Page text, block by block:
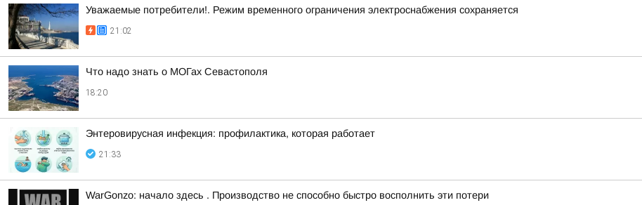
Уважаемые потребители!. Режим временного ограничения электроснабжения сохраняется
21:02
Что надо знать о МОГах Севастополя
18:20
Энтеровирусная инфекция: профилактика, которая работает
21:33
WarGonzo: начало здесь . Производство не способно быстро восполнить эти потери